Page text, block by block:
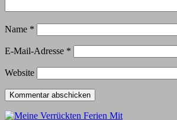
Name *
E-Mail-Adresse *
Website